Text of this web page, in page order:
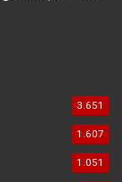
3.651
1.607
1.051